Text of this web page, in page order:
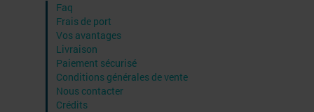
Faq
Frais de port
Vos avantages
Livraison
Paiement sécurisé
Conditions générales de vente
Nous contacter
Crédits